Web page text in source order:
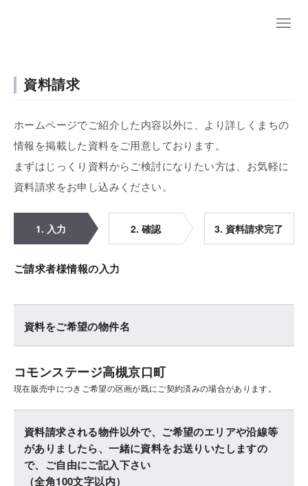
資料請求
ホームページでご紹介した内容以外に、より詳しくまちの
情報を掲載した資料をご用意しております。
まずはじっくり資料からご検討になりたい方は、お気軽に
資料請求をお申し込みください。
1. 入力 2. 確認 3. 資料請求完了
ご請求者様情報の入力
資料をご希望の物件名
コモンステージ高槻京口町
現在販売中につきご希望の区画が既にご契約済みの場合があります。
資料請求される物件以外で、ご希望のエリアや沿線等
がありましたら、一緒に資料をお送りいたしますの
で、ご自由にご記入下さい
（全角100文字以内）